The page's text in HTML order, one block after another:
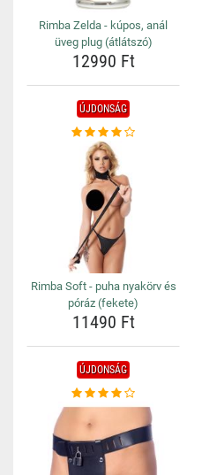
Rimba Zelda - kúpos, anál
üveg plug (átlátszó)
12990 Ft
ÚJDONSÁG
Rimba Soft - puha nyakörv és
póráz (fekete)
11490 Ft
ÚJDONSÁG